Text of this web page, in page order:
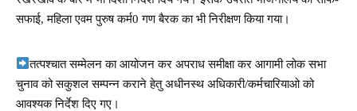
सफाई, महिला एवम पुरुष कर्म0 गण बैरक का भी निरीक्षण किया गया।
तत्पश्चात सम्मेलन का आयोजन कर अपराध समीक्षा कर आगामी लोक सभा
चुनाव को सकुशल सम्पन्न कराने हेतु अधीनस्थ अधिकारी/कर्मचारियाओ को
आवश्यक निर्देश दिए गए।